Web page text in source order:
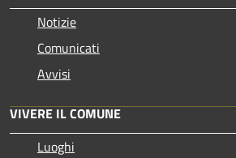
Notizie
Comunicati
Avvisi
VIVERE IL COMUNE
Luoghi